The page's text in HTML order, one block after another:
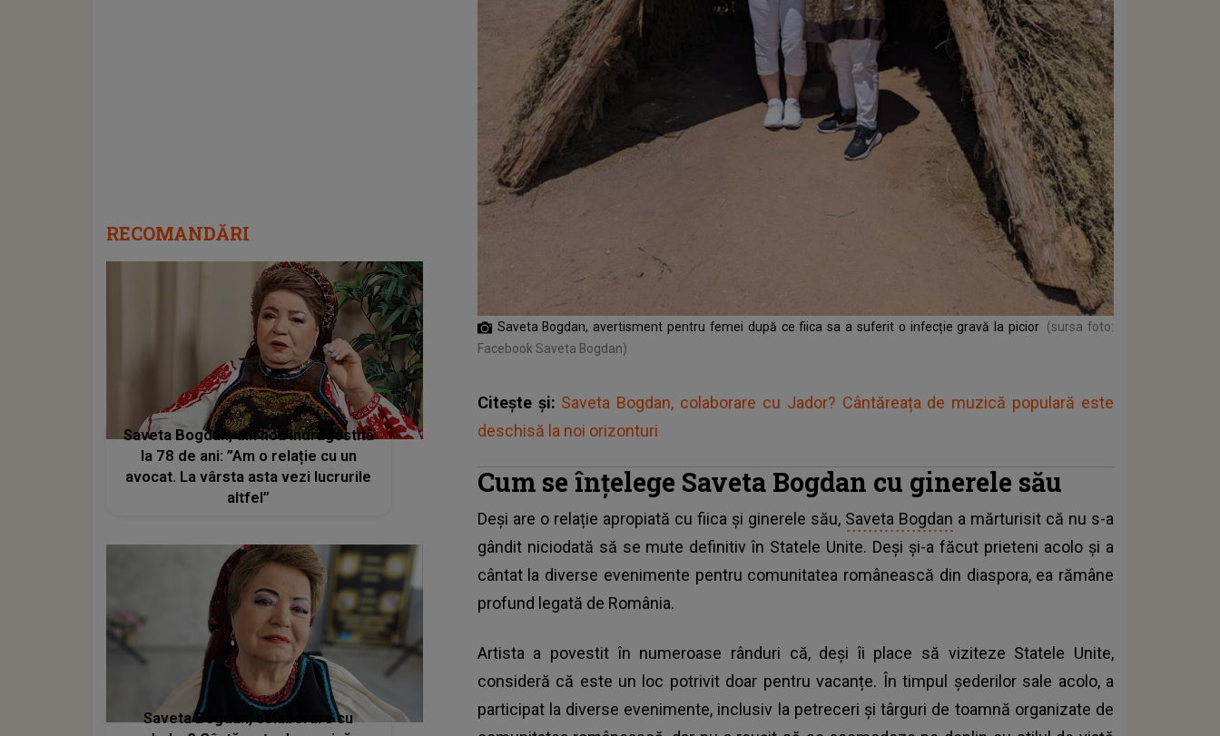
Saveta Bogdan, avertisment pentru femei după ce fiica sa a suferit o infecție gravă la picior (sursa foto:
Facebook Saveta Bogdan)
Citește și: Saveta Bogdan, colaborare cu Jador? Cântăreața de muzică populară este
deschisă la noi orizonturi
Cum se înțelege Saveta Bogdan cu ginerele său
Deși are o relație apropiată cu fiica și ginerele său, Saveta Bogdan a mărturisit că nu s-a
gândit niciodată să se mute definitiv în Statele Unite. Deși și-a făcut prieteni acolo și a
cântat la diverse evenimente pentru comunitatea românească din diaspora, ea rămâne
profund legată de România.
Artista a povestit în numeroase rânduri că, deși îi place să viziteze Statele Unite,
consideră că este un loc potrivit doar pentru vacanțe. În timpul șederilor sale acolo, a
participat la diverse evenimente, inclusiv la petreceri și târguri de toamnă organizate de
RECOMANDĂRI
Saveta Bogdan, din nou îndrăgostită
la 78 de ani: ”Am o relație cu un
avocat. La vârsta asta vezi lucrurile
altfel”
Saveta Bogdan, colaborare cu